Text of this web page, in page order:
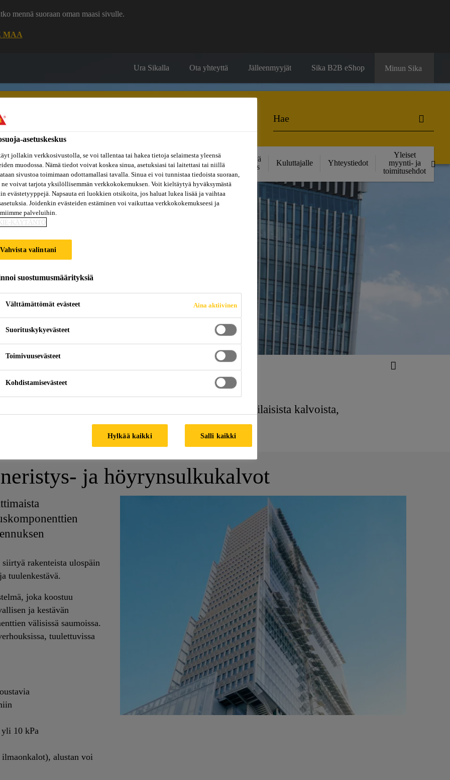
mennä suoraan oman maasi sivulle.
MAA
Ura Sikalla Ota yhteyttä Jälleenmyyjät Sika B2B eShop Minun Sika
Referenssit
Inspiraatiot
ja
konseptit
Dokumenttikirjasto
Tietoa
meistä
Kestävä
kehitys
Kuluttajalle Yhteystiedot
Yleiset
myynti- ja
toimitusehdot
ja höyrynsulkujärjestelmä. Järjestelmä koostuu erilaisista kalvoista,
optimoidut höyrydiffuusiotasot.
ja höyrynsulkukalvot
rakenteista ulospäin
tuulenkestävä.
joka koostuu
ja kestävän
välisissä saumoissa.
tuulettuvissa
yli 10 kPa
alustan voi
asetuskeskus
jollakin verkkosivustolla, se voi tallentaa tai hakea tietoja selaimesta yleensä
muodossa. Nämä tiedot voivat koskea sinua, asetuksiasi tai laitettasi tai niillä
sivustoa toimimaan odottamallasi tavalla. Sinua ei voi tunnistaa tiedoista suoraan,
ne voivat tarjota yksilöllisemmän verkkokokemuksen. Voit kieltäytyä hyväksymästä
evästetyyppejä. Napsauta eri luokkien otsikoita, jos haluat lukea lisää ja vaihtaa
Joidenkin evästeiden estäminen voi vaikuttaa verkkokokemukseesi ja
palveluihin.
KÄYTÄNTÖ
Vahvista valintani
suostumusmäärityksiä
Välttämättömät evästeet Aina aktiivinen
Suorituskykyevästeet
Toimivuusevästeet
Kohdistamisevästeet
Hylkää kaikki Salli kaikki